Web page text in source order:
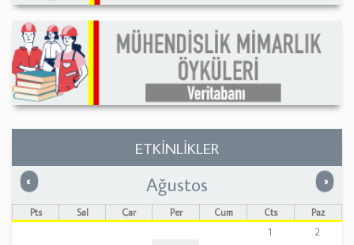
ETKİNLİKLER
« Önceki »
Ağustos
Pts Sal Çar Per Cum Cts
Paz
1
2